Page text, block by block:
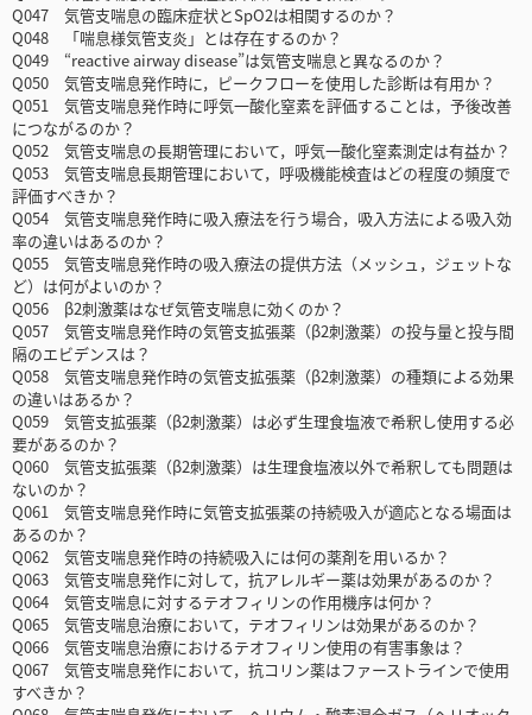
Q047 気管支喘息の臨床症状とSpO2は相関するのか？
Q048 「喘息様気管支炎」とは存在するのか？
Q049 “reactive airway disease”は気管支喘息と異なるのか？
Q050 気管支喘息発作時に，ピークフローを使用した診断は有用か？
Q051 気管支喘息発作時に呼気一酸化窒素を評価することは，予後改善
につながるのか？
Q052 気管支喘息の長期管理において，呼気一酸化窒素測定は有益か？
Q053 気管支喘息長期管理において，呼吸機能検査はどの程度の頻度で
評価すべきか？
Q054 気管支喘息発作時に吸入療法を行う場合，吸入方法による吸入効
率の違いはあるのか？
Q055 気管支喘息発作時の吸入療法の提供方法（メッシュ，ジェットな
ど）は何がよいのか？
Q056 β2刺激薬はなぜ気管支喘息に効くのか？
Q057 気管支喘息発作時の気管支拡張薬（β2刺激薬）の投与量と投与間
隔のエビデンスは？
Q058 気管支喘息発作時の気管支拡張薬（β2刺激薬）の種類による効果
の違いはあるか？
Q059 気管支拡張薬（β2刺激薬）は必ず生理食塩液で希釈し使用する必
要があるのか？
Q060 気管支拡張薬（β2刺激薬）は生理食塩液以外で希釈しても問題は
ないのか？
Q061 気管支喘息発作時に気管支拡張薬の持続吸入が適応となる場面は
あるのか？
Q062 気管支喘息発作時の持続吸入には何の薬剤を用いるか？
Q063 気管支喘息発作に対して，抗アレルギー薬は効果があるのか？
Q064 気管支喘息に対するテオフィリンの作用機序は何か？
Q065 気管支喘息治療において，テオフィリンは効果があるのか？
Q066 気管支喘息治療におけるテオフィリン使用の有害事象は？
Q067 気管支喘息発作において，抗コリン薬はファーストラインで使用
すべきか？